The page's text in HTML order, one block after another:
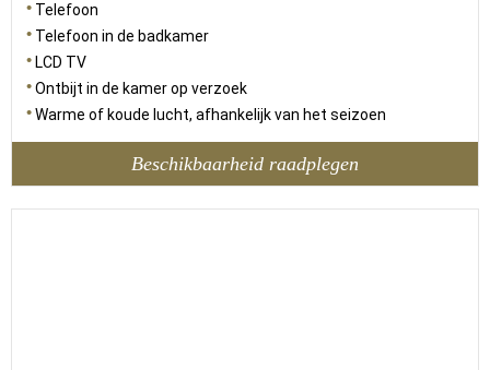
Telefoon
Telefoon in de badkamer
LCD TV
Ontbijt in de kamer op verzoek
Warme of koude lucht, afhankelijk van het seizoen
Beschikbaarheid raadplegen